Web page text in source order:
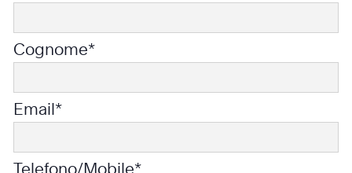
Cognome*
Email*
Telefono/Mobile*